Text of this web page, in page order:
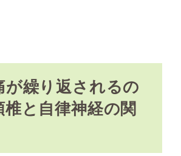
が繰り返されるの
と自律神経の関